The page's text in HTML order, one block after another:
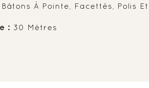
Bâtons À Pointe, Facettés, Polis
: 30 Mètres